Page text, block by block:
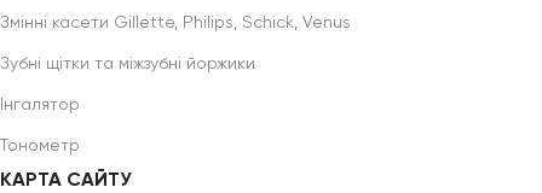
Змінні касети Gillette, Philips, Schick, Venus
Зубні щітки та міжзубні йоржики
Інгалятор
Тонометр
КАРТА САЙТУ